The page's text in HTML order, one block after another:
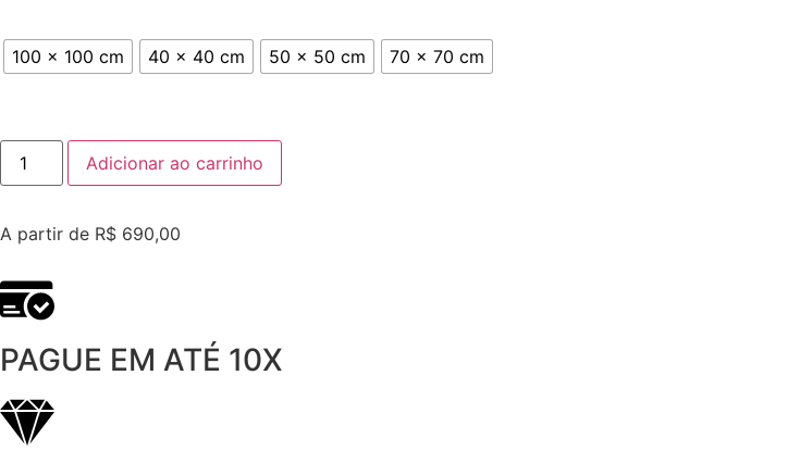
100 x 100 cm 40 x 40 cm 50 x 50 cm 70 x 70 cm
Adicionar ao carrinho
A partir de R$ 690,00
PAGUE EM ATÉ 10X